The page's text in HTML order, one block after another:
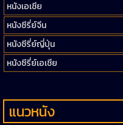
หนังเอเชีย
หนังซีรี่ย์จีน
หนังซีรี่ย์ญี่ปุ่น
หนังซีรี่ย์เอเชีย
แนวหนัง